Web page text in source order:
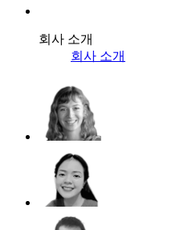
회사 소개
회사 소개